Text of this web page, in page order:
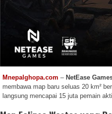
Mnepalghopa.com – NetEase
membawa map baru seluas 20 km²
langsung mencapai 15 juta pemain